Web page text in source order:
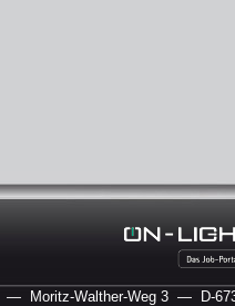
— Moritz-Walther-Weg 3 — D-